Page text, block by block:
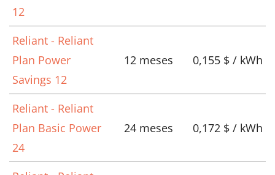
12
Reliant - Reliant
Plan Power
Savings 12
12 meses 0,155 $ / kWh
Reliant - Reliant
Plan Basic Power
24
24 meses 0,172 $ / kWh